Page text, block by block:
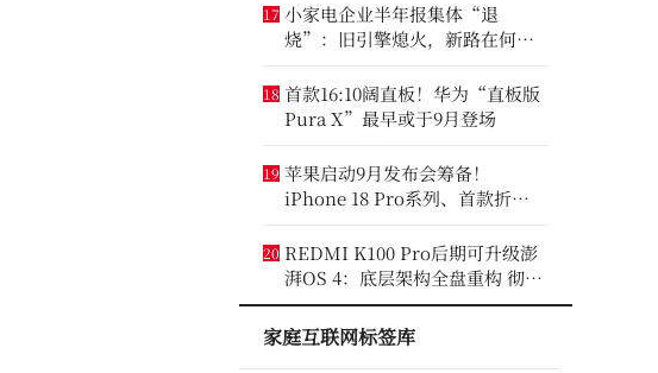
17 小家电企业半年报集体“退
烧”：旧引擎熄火，新路在何
方？
18 首款16:10阔直板！华为“直板版
Pura X”最早或于9月登场
19 苹果启动9月发布会筹备！
iPhone 18 Pro系列、首款折叠
iPhone将亮相
20 REDMI K100 Pro后期可升级澎
湃OS 4：底层架构全盘重构 彻底
剥离MIUI遗留代码
家庭互联网标签库